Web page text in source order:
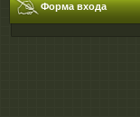
Форма входа